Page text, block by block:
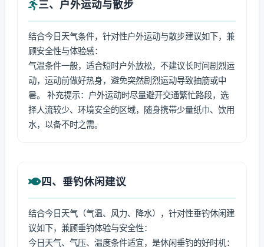
三、户外运动与散步
结合今日天气条件，针对性户外运动与散步建议如下，兼
顾安全性与体验感：
气温条件一般，适合短时户外放松，不建议长时间剧烈运
动，运动前做好热身，避免突然剧烈运动导致抽筋或中
暑。 补充提示：户外运动时尽量避开交通繁忙路段，选
择人流较少、环境安全的区域，随身携带少量纸巾、饮用
水，以备不时之需。
四、垂钓休闲建议
结合今日天气（气温、风力、降水），针对性垂钓休闲建
议如下，兼顾垂钓体验与安全性：
今日天气、气压、温度条件适宜，是休闲垂钓的好时机：